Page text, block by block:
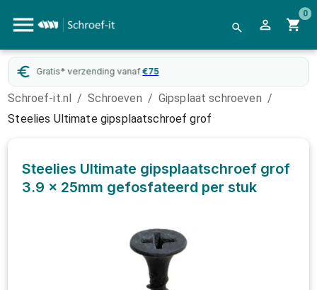
0
verzending vanaf €75
Schroef-it.nl / Schroeven / Gipsplaat schroeven /
Steelies Ultimate gipsplaatschroef grof
Steelies Ultimate gipsplaatschroef grof
3.9 x 25mm gefosfateerd per stuk